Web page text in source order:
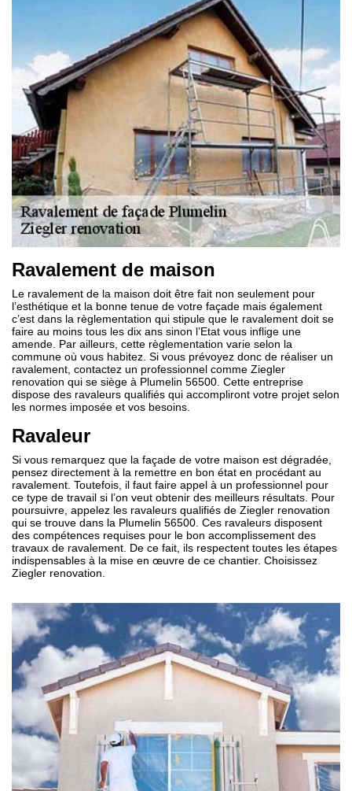
Ravalement de maison
Le ravalement de la maison doit être fait non seulement pour
l’esthétique et la bonne tenue de votre façade mais également
c’est dans la règlementation qui stipule que le ravalement doit se
faire au moins tous les dix ans sinon l’Etat vous inflige une
amende. Par ailleurs, cette règlementation varie selon la
commune où vous habitez. Si vous prévoyez donc de réaliser un
ravalement, contactez un professionnel comme Ziegler
renovation qui se siège à Plumelin 56500. Cette entreprise
dispose des ravaleurs qualifiés qui accompliront votre projet selon
les normes imposée et vos besoins.
Ravaleur
Si vous remarquez que la façade de votre maison est dégradée,
pensez directement à la remettre en bon état en procédant au
ravalement. Toutefois, il faut faire appel à un professionnel pour
ce type de travail si l’on veut obtenir des meilleurs résultats. Pour
poursuivre, appelez les ravaleurs qualifiés de Ziegler renovation
qui se trouve dans la Plumelin 56500. Ces ravaleurs disposent
des compétences requises pour le bon accomplissement des
travaux de ravalement. De ce fait, ils respectent toutes les étapes
indispensables à la mise en œuvre de ce chantier. Choisissez
Ziegler renovation.